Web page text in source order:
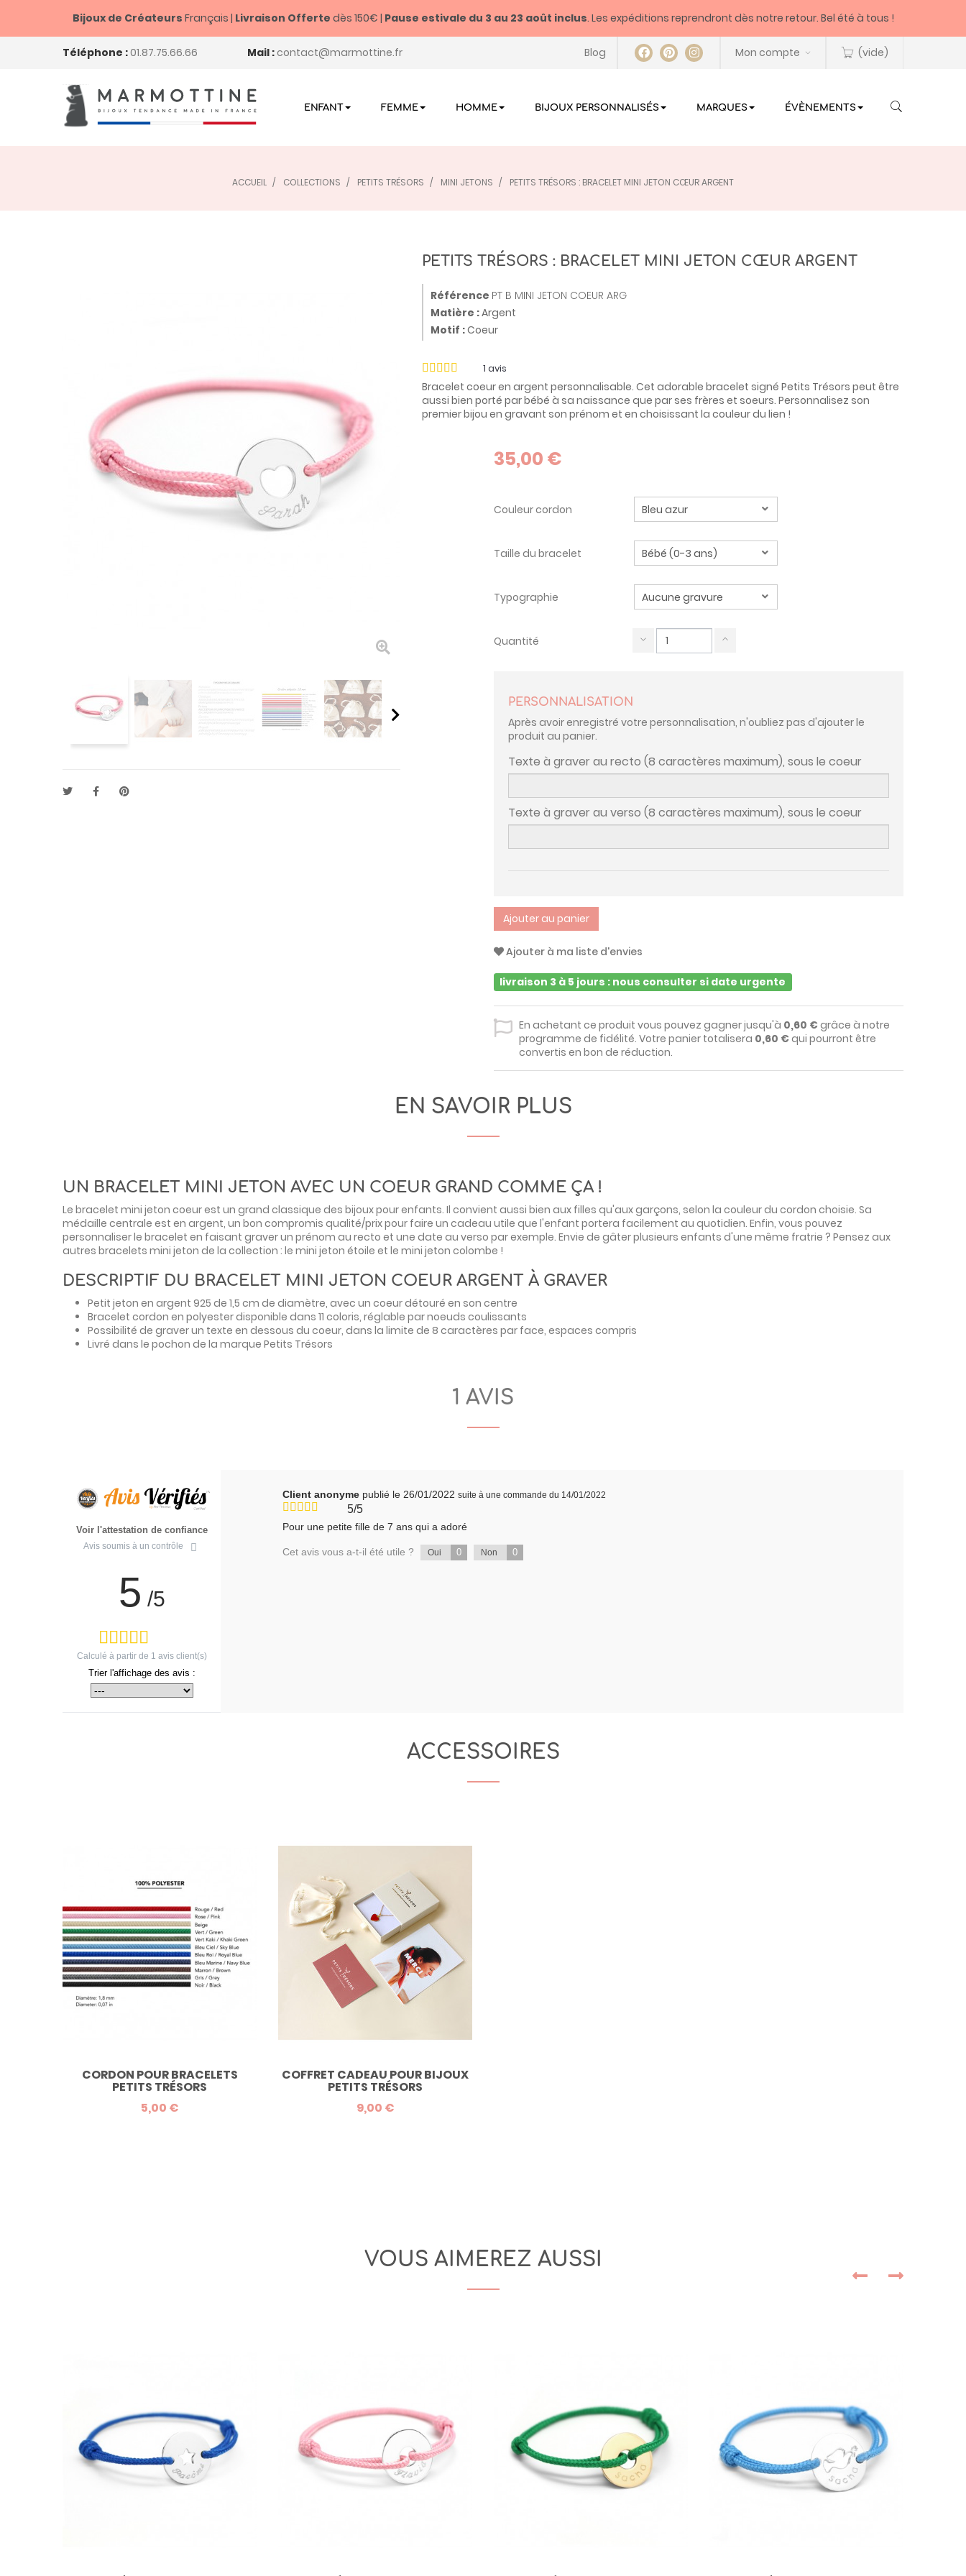
Bijoux de Créateurs Français | Livraison Offerte dès 150€ | Pause estivale du 3 au 23 août inclus. Les expéditions reprendront dès notre retour. Bel été à tous !
Téléphone :01.87.75.66.66 Mail : contact@marmottine.fr Blog Mon compte (vide)
ENFANT FEMME HOMME BIJOUX PERSONNALISÉS MARQUES ÉVÈNEMENTS
ACCUEIL COLLECTIONS PETITS TRÉSORS MINI JETONS PETITS TRÉSORS : BRACELET MINI JETON CŒUR ARGENT
PETITS TRÉSORS : BRACELET MINI JETON CŒUR ARGENT
Référence PT B MINI JETON COEUR ARG
Matière :Argent
Motif :Coeur
1 avis
Bracelet coeur en argent personnalisable. Cet adorable bracelet signé Petits Trésors peut être
aussi bien porté par bébé à sa naissance que par ses frères et soeurs. Personnalisez son
premier bijou en gravant son prénom et en choisissant la couleur du lien !
35,00 €
Couleur cordon
Taille du bracelet
Typographie
Quantité
PERSONNALISATION
Après avoir enregistré votre personnalisation, n'oubliez pas d'ajouter le
produit au panier.
Texte à graver au recto (8 caractères maximum), sous le coeur
Texte à graver au verso (8 caractères maximum), sous le coeur
Ajouter au panier
Ajouter à ma liste d'envies
livraison 3 à 5 jours : nous consulter si date urgente
En achetant ce produit vous pouvez gagner jusqu'à 0,60 €grâce à notre
programme de fidélité. Votre panier totalisera 0,60 €qui pourront être
convertis en bon de réduction.
EN SAVOIR PLUS
UN BRACELET MINI JETON AVEC UN COEUR GRAND COMME ÇA !
Le bracelet mini jeton coeur est un grand classique des bijoux pour enfants. Il convient aussi bien aux filles qu'aux garçons, selon la couleur du cordon choisie. Sa
médaille centrale est en argent, un bon compromis qualité/prix pour faire un cadeau utile que l'enfant portera facilement au quotidien. Enfin, vous pouvez
personnaliser le bracelet en faisant graver un prénom au recto et une date au verso par exemple. Envie de gâter plusieurs enfants d'une même fratrie ? Pensez aux
autres bracelets mini jeton de la collection : le mini jeton étoile et le mini jeton colombe !
DESCRIPTIF DU BRACELET MINI JETON COEUR ARGENT À GRAVER
Petit jeton en argent 925 de 1,5 cm de diamètre, avec un coeur détouré en son centre
Bracelet cordon en polyester disponible dans 11 coloris, réglable par noeuds coulissants
Possibilité de graver un texte en dessous du coeur, dans la limite de 8 caractères par face, espaces compris
Livré dans le pochon de la marque Petits Trésors
1 AVIS
Voir l'attestation de confiance
Avis soumis à un contrôle
5 /5
Calculé à partir de 1 avis client(s)
Trier l'affichage des avis :
Client anonyme publié le 26/01/2022 suite à une commande du 14/01/2022
5/5
Pour une petite fille de 7 ans qui a adoré
Cet avis vous a-t-il été utile ? Oui 0 Non 0
ACCESSOIRES
CORDON POUR BRACELETS
PETITS TRÉSORS
5,00 €
COFFRET CADEAU POUR BIJOUX
PETITS TRÉSORS
9,00 €
VOUS AIMEREZ AUSSI